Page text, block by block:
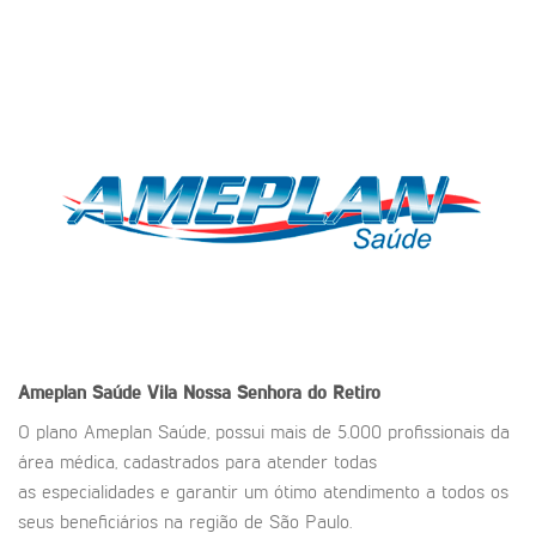
Ameplan Saúde Vila Nossa Senhora do Retiro
O plano Ameplan Saúde, possui mais de 5.000 profissionais da
área médica, cadastrados para atender todas
as especialidades e garantir um ótimo atendimento a todos os
seus beneficiários na região de São Paulo.